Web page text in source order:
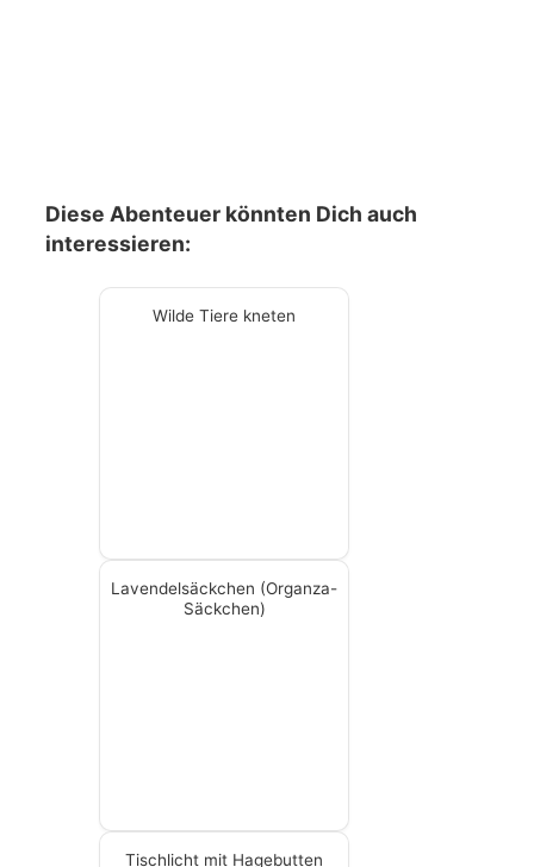
Diese Abenteuer könnten Dich auch
interessieren:
Wilde Tiere kneten
Lavendelsäckchen (Organza-
Säckchen)
Tischlicht mit Hagebutten